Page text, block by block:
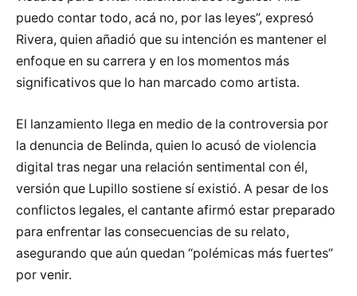
puedo contar todo, acá no, por las leyes”, expresó
Rivera, quien añadió que su intención es mantener el
enfoque en su carrera y en los momentos más
significativos que lo han marcado como artista.
El lanzamiento llega en medio de la controversia por
la denuncia de Belinda, quien lo acusó de violencia
digital tras negar una relación sentimental con él,
versión que Lupillo sostiene sí existió. A pesar de los
conflictos legales, el cantante afirmó estar preparado
para enfrentar las consecuencias de su relato,
asegurando que aún quedan “polémicas más fuertes”
por venir.